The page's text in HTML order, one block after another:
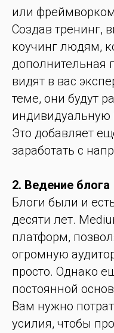
или
Создав тренинг,
коучинг людям,
дополнительная
видят в вас
теме, они будут
Это добавляет
заработать с
2. Ведение блога
Блоги были и
десяти лет.
платформ,
огромную
просто. Однако
постоянной
Вам нужно
усилия, чтобы